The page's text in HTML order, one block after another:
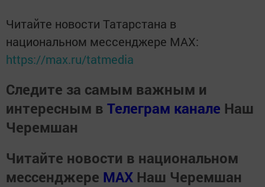
Читайте новости Татарстана в
национальном мессенджере MАХ:
https://max.ru/tatmedia
Следите за самым важным и
интересным в Телеграм канале Наш
Черемшан
Читайте новости в национальном
мессенджере MАХ Наш Черемшан